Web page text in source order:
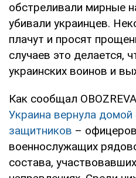
обстреливали мирные
убивали украинцев.
плачут и просят
случаев это делается,
украинских воинов и
Как сообщал
Украина вернула
защитников –
военнослужащих
состава,